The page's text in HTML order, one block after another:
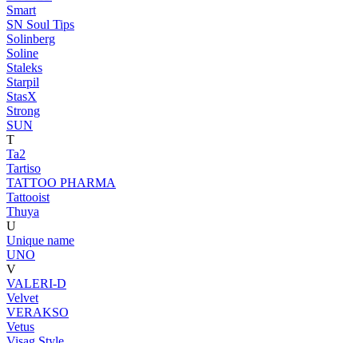
Smart
SN Soul Tips
Solinberg
Soline
Staleks
Starpil
StasX
Strong
SUN
T
Ta2
Tartiso
TATTOO PHARMA
Tattooist
Thuya
U
Unique name
UNO
V
VALERI-D
Velvet
VERAKSO
Vetus